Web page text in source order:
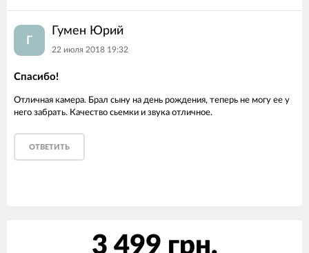
Г
Гумен Юрий
22 июля 2018 19:32
Спасибо!
Отличная камера. Брал сыну на день рождения, теперь не могу ее у
него забрать. Качество сьемки и звука отличное.
ОТВЕТИТЬ
3 499 грн.